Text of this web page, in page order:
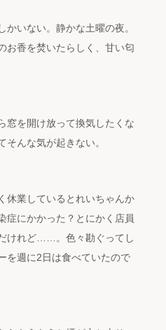
いない。静かな土曜の夜。
お香を焚いたらしく、甘い匂
窓を開け放って換気したくな
そんな気が起きない。
休業しているとれいちゃんか
症にかかった？とにかく店員
けれど……。色々勘ぐってし
を週に2日は食べていたので